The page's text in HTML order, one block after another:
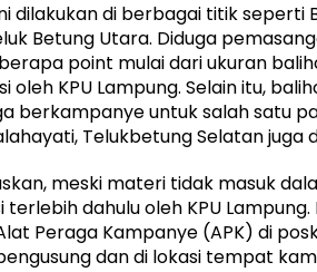
dilakukan di berbagai titik seperti
Betung Utara. Diduga
point mulai dari ukuran
oleh KPU Lampung. Selain itu,
berkampanye untuk salah satu
Telukbetung Selatan juga
meski materi tidak masuk
terlebih dahulu oleh KPU
Peraga Kampanye (APK) di
dan di lokasi tempat